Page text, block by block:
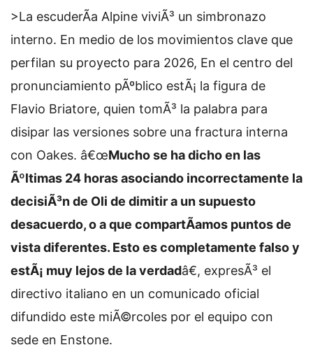
>La escuderÃ­a Alpine viviÃ³ un simbronazo
interno. En medio de los movimientos clave que
perfilan su proyecto para 2026, En el centro del
pronunciamiento pÃºblico estÃ¡ la figura de
Flavio Briatore, quien tomÃ³ la palabra para
disipar las versiones sobre una fractura interna
con Oakes. â€œMucho se ha dicho en las
Ãºltimas 24 horas asociando incorrectamente la
decisiÃ³n de Oli de dimitir a un supuesto
desacuerdo, o a que compartÃ­amos puntos de
vista diferentes. Esto es completamente falso y
estÃ¡ muy lejos de la verdadâ€, expresÃ³ el
directivo italiano en un comunicado oficial
difundido este miÃ©rcoles por el equipo con
sede en Enstone.